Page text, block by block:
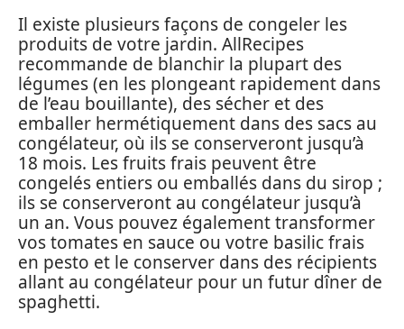
Il existe plusieurs façons de congeler les
produits de votre jardin. AllRecipes
recommande de blanchir la plupart des
légumes (en les plongeant rapidement dans
de l’eau bouillante), des sécher et des
emballer hermétiquement dans des sacs au
congélateur, où ils se conserveront jusqu’à
18 mois. Les fruits frais peuvent être
congelés entiers ou emballés dans du sirop ;
ils se conserveront au congélateur jusqu’à
un an. Vous pouvez également transformer
vos tomates en sauce ou votre basilic frais
en pesto et le conserver dans des récipients
allant au congélateur pour un futur dîner de
spaghetti.